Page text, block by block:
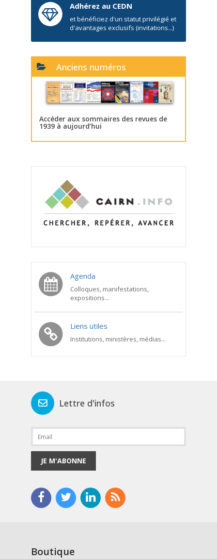
Adhérez au CEDN
et bénéficiez d'un statut privilégié et
d'avantages exclusifs (invitations...)
Anciens numéros
Accéder aux sommaires des revues de
1939 à aujourd’hui
Agenda
Colloques, manifestations,
expositions...
Liens utiles
Institutions, ministères, médias...
Lettre d'infos
JE M'ABONNE
Boutique